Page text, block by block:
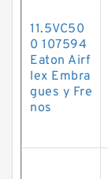
11.5VC50
0 107594
Eaton Airf
lex Embra
gues y Fre
nos